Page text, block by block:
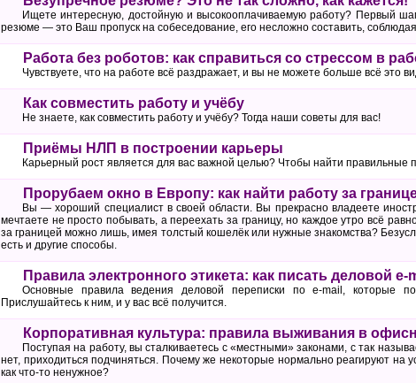
Ищете интересную, достойную и высокооплачиваемую работу? Первый
резюме — это Ваш пропуск на собеседование, его несложно составить,
Работа без роботов: как справиться со стрессом в
Чувствуете, что на работе всё раздражает, и вы не можете больше всё это
Как совместить работу и учёбу
Не знаете, как совместить работу и учёбу? Тогда наши советы для вас!
Приёмы НЛП в построении карьеры
Карьерный рост является для вас важной целью? Чтобы найти правильные
Прорубаем окно в Европу: как найти работу за
Вы — хороший специалист в своей области. Вы прекрасно владеете
мечтаете не просто побывать, а переехать за границу, но каждое утро всё
за границей можно лишь, имея толстый кошелёк или нужные знакомства?
есть и другие способы.
Правила электронного этикета: как писать деловой e-
Основные правила ведения деловой переписки по e-mail, которые
Прислушайтесь к ним, и у вас всё получится.
Корпоративная культура: правила выживания в
Поступая на работу, вы сталкиваетесь с «местными» законами, с так
нет, приходиться подчиняться. Почему же некоторые нормально реагируют на
как что-то ненужное?